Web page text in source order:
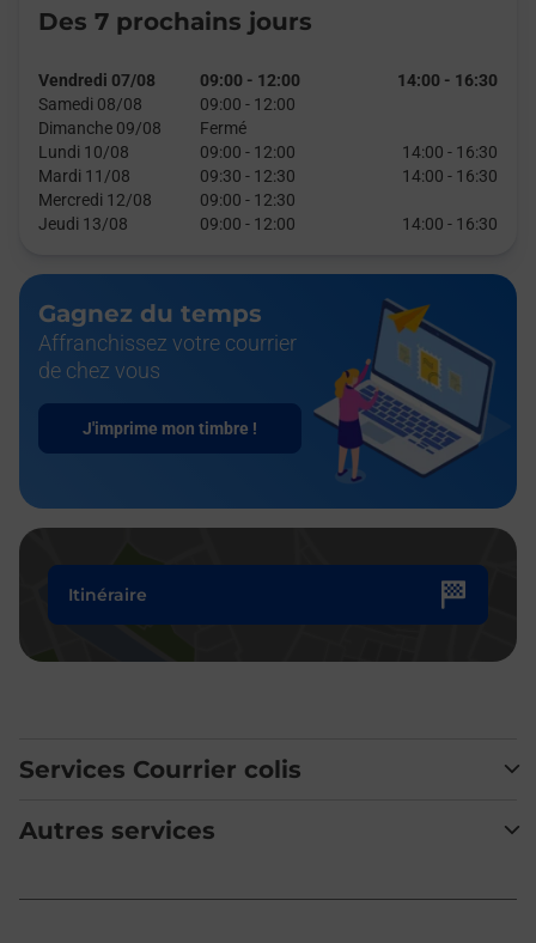
Des 7 prochains jours
Vendredi 07/08 09:00 - 12:00 14:00 - 16:30
Samedi 08/08
09:00 - 12:00
Dimanche 09/08
Fermé
Lundi 10/08
09:00 - 12:00 14:00 - 16:30
Mardi 11/08
09:30 - 12:30 14:00 - 16:30
Mercredi 12/08
09:00 - 12:30
Jeudi 13/08
09:00 - 12:00 14:00 - 16:30
Gagnez du temps
Affranchissez votre courrier
de chez vous
J'imprime mon timbre !
Itinéraire
Services Courrier colis
Autres services